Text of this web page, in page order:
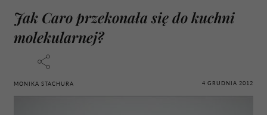
Jak Caro przekonała się do kuchni
molekularnej?
MONIKA STACHURA 4 GRUDNIA 2012